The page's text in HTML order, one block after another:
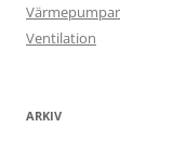
Värmepumpar
Ventilation
ARKIV